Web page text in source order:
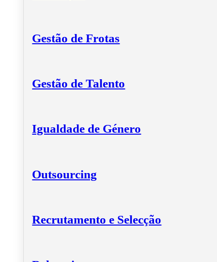
Gestão de Frotas
Gestão de Talento
Igualdade de Género
Outsourcing
Recrutamento e Selecção